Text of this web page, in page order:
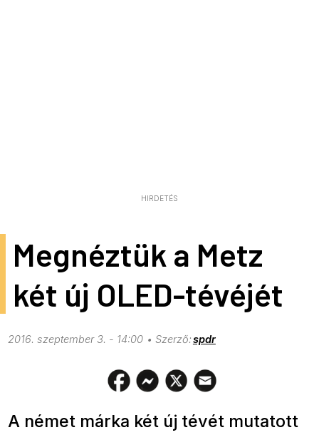
HIRDETÉS
Megnéztük a Metz
két új OLED-tévéjét
2016. szeptember 3. - 14:00 spdr
A német márka két új tévét mutatott